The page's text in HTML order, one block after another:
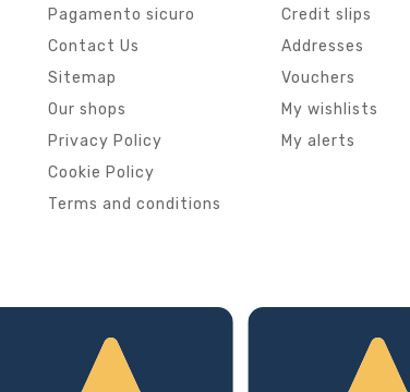
Pagamento sicuro
Contact Us
Sitemap
Our shops
Privacy Policy
Cookie Policy
Terms and conditions
Credit slips
Addresses
Vouchers
My wishlists
My alerts